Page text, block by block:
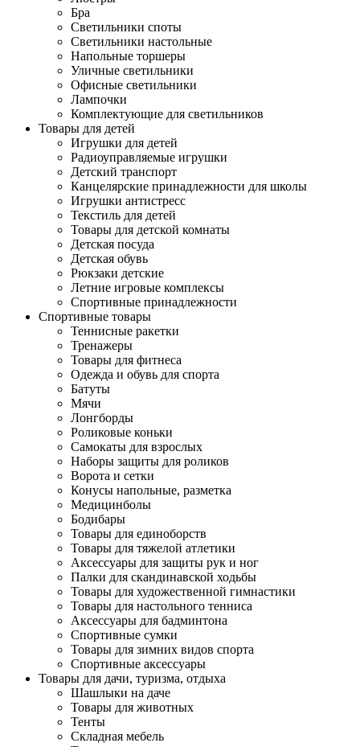
Бра
Светильники споты
Светильники настольные
Напольные торшеры
Уличные светильники
Офисные светильники
Лампочки
Комплектующие для светильников
Товары для детей
Игрушки для детей
Радиоуправляемые игрушки
Детский транспорт
Канцелярские принадлежности для школы
Игрушки антистресс
Текстиль для детей
Товары для детской комнаты
Детская посуда
Детская обувь
Рюкзаки детские
Летние игровые комплексы
Спортивные принадлежности
Спортивные товары
Теннисные ракетки
Тренажеры
Товары для фитнеса
Одежда и обувь для спорта
Батуты
Мячи
Лонгборды
Роликовые коньки
Самокаты для взрослых
Наборы защиты для роликов
Ворота и сетки
Конусы напольные, разметка
Медицинболы
Бодибары
Товары для единоборств
Товары для тяжелой атлетики
Аксессуары для защиты рук и ног
Палки для скандинавской ходьбы
Товары для художественной гимнастики
Товары для настольного тенниса
Аксессуары для бадминтона
Спортивные сумки
Товары для зимних видов спорта
Спортивные аксессуары
Товары для дачи, туризма, отдыха
Шашлыки на даче
Товары для животных
Тенты
Складная мебель